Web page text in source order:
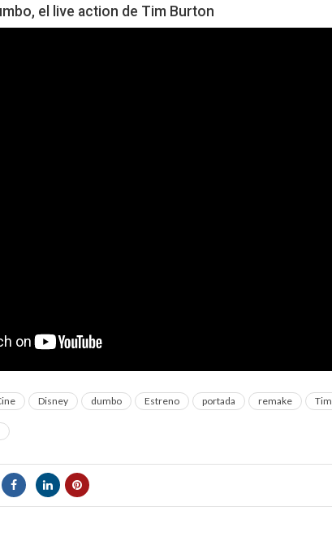
el live action de Tim Burton
Disney dumbo Estreno portada remake